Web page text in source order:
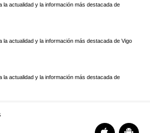
la actualidad y la información más destacada de
la actualidad y la información más destacada de Vigo
la actualidad y la información más destacada de